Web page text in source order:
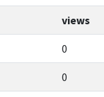
views
0
0